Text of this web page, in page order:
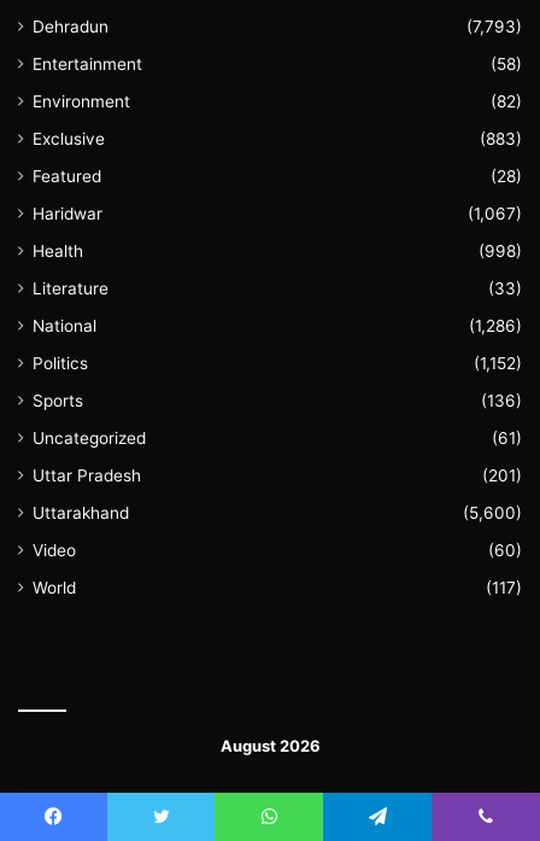
Dehradun
(7,793)
Entertainment
(58)
Environment
(82)
Exclusive
(883)
Featured
(28)
Haridwar
(1,067)
Health
(998)
Literature
(33)
National
(1,286)
Politics
(1,152)
Sports
(136)
Uncategorized
(61)
Uttar Pradesh
(201)
Uttarakhand
(5,600)
Video
(60)
World
(117)
August 2026
M T W T F S S